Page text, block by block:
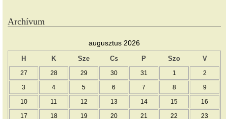
Archívum
augusztus 2026
H K Sze Cs P Szo V
27 28 29 30 31 1 2
3 4 5 6 7 8 9
10 11 12 13 14 15 16
17 18 19 20 21 22 23